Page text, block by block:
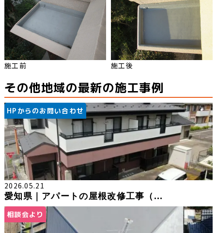
施工前 施工後
その他地域の最新の施工事例
HPからのお問い合わせ
2026.05.21
愛知県｜アパートの屋根改修工事（...
相談会より